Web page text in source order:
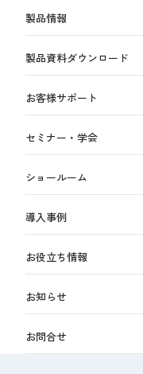
製品情報
製品資料ダウンロード
お客様サポート
セミナー・学会
ショールーム
導入事例
お役立ち情報
お知らせ
お問合せ